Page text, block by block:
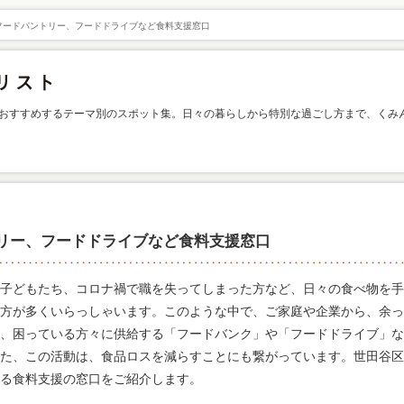
ドパントリー、フードドライブなど食料支援窓口
すすめするテーマ別のスポット集。日々の暮らしから特別な過ごし方まで、くみ
ー、フードドライブなど食料支援窓口
どもたち、コロナ禍で職を失ってしまった方など、日々の食べ物を手
が多くいらっしゃいます。このような中で、ご家庭や企業から、余っ
困っている方々に供給する「フードバンク」や「フードドライブ」な
、この活動は、食品ロスを減らすことにも繋がっています。世田谷区
食料支援の窓口をご紹介します。